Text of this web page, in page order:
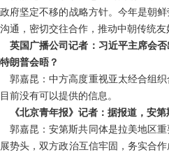
府坚定不移的战略方针。今年是朝
通，密切交往合作，推动中朝传统友
英国广播公司记者：习近平主席会
朗普会晤？
郭嘉昆：中方高度重视亚太经合组
前没有可以提供的信息。
《北京青年报》记者：据报道，安
郭嘉昆：安第斯共同体是拉美地区
势头，双方政治互信牢固，务实合